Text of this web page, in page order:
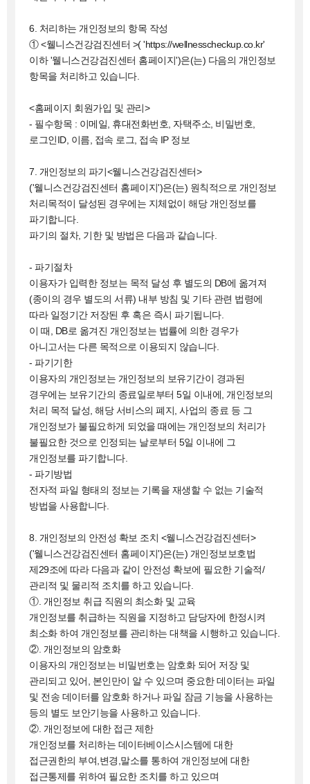
6. 처리하는 개인정보의 항목 작성
① <웰니스건강검진센터 >( 'https://wellnesscheckup.co.kr'
이하 '웰니스건강검진센터 홈페이지')은(는) 다음의 개인정보
항목을 처리하고 있습니다.
<홈페이지 회원가입 및 관리>
- 필수항목 : 이메일, 휴대전화번호, 자택주소, 비밀번호,
로그인ID, 이름, 접속 로그, 접속 IP 정보
7. 개인정보의 파기<웰니스건강검진센터>
('웰니스건강검진센터 홈페이지')은(는) 원칙적으로 개인정보
처리목적이 달성된 경우에는 지체없이 해당 개인정보를
파기합니다.
파기의 절차, 기한 및 방법은 다음과 같습니다.
- 파기절차
이용자가 입력한 정보는 목적 달성 후 별도의 DB에 옮겨져
(종이의 경우 별도의 서류) 내부 방침 및 기타 관련 법령에
따라 일정기간 저장된 후 혹은 즉시 파기됩니다.
이 때, DB로 옮겨진 개인정보는 법률에 의한 경우가
아니고서는 다른 목적으로 이용되지 않습니다.
- 파기기한
이용자의 개인정보는 개인정보의 보유기간이 경과된
경우에는 보유기간의 종료일로부터 5일 이내에, 개인정보의
처리 목적 달성, 해당 서비스의 폐지, 사업의 종료 등 그
개인정보가 불필요하게 되었을 때에는 개인정보의 처리가
불필요한 것으로 인정되는 날로부터 5일 이내에 그
개인정보를 파기합니다.
- 파기방법
전자적 파일 형태의 정보는 기록을 재생할 수 없는 기술적
방법을 사용합니다.
8. 개인정보의 안전성 확보 조치 <웰니스건강검진센터>
('웰니스건강검진센터 홈페이지')은(는) 개인정보보호법
제29조에 따라 다음과 같이 안전성 확보에 필요한 기술적/
관리적 및 물리적 조치를 하고 있습니다.
①. 개인정보 취급 직원의 최소화 및 교육
개인정보를 취급하는 직원을 지정하고 담당자에 한정시켜
최소화 하여 개인정보를 관리하는 대책을 시행하고 있습니다.
②. 개인정보의 암호화
이용자의 개인정보는 비밀번호는 암호화 되어 저장 및
관리되고 있어, 본인만이 알 수 있으며 중요한 데이터는 파일
및 전송 데이터를 암호화 하거나 파일 잠금 기능을 사용하는
등의 별도 보안기능을 사용하고 있습니다.
②. 개인정보에 대한 접근 제한
개인정보를 처리하는 데이터베이스시스템에 대한
접근권한의 부여,변경,말소를 통하여 개인정보에 대한
접근통제를 위하여 필요한 조치를 하고 있으며